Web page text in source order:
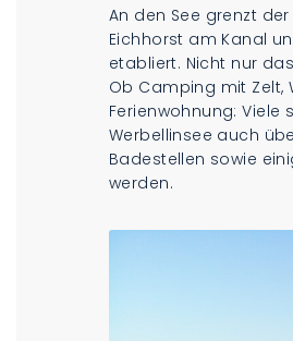
An den See grenzt
Eichhorst am Kanal
etabliert. Nicht nur
Ob Camping mit
Ferienwohnung:
Werbellinsee auch
Badestellen sowie
werden.